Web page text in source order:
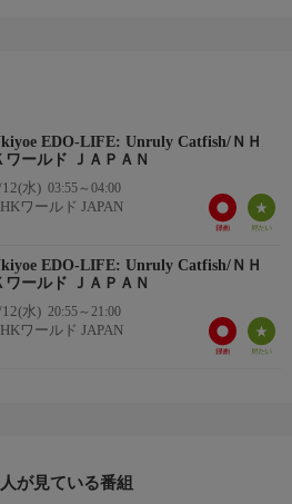
EDO-LIFE: Unruly Catfish/ＮＨ
ワールド ＪＡＰＡＮ
水) 03:55～04:00
ワールド JAPAN
EDO-LIFE: Unruly Catfish/ＮＨ
ワールド ＪＡＰＡＮ
水) 20:55～21:00
ワールド JAPAN
が見ている番組